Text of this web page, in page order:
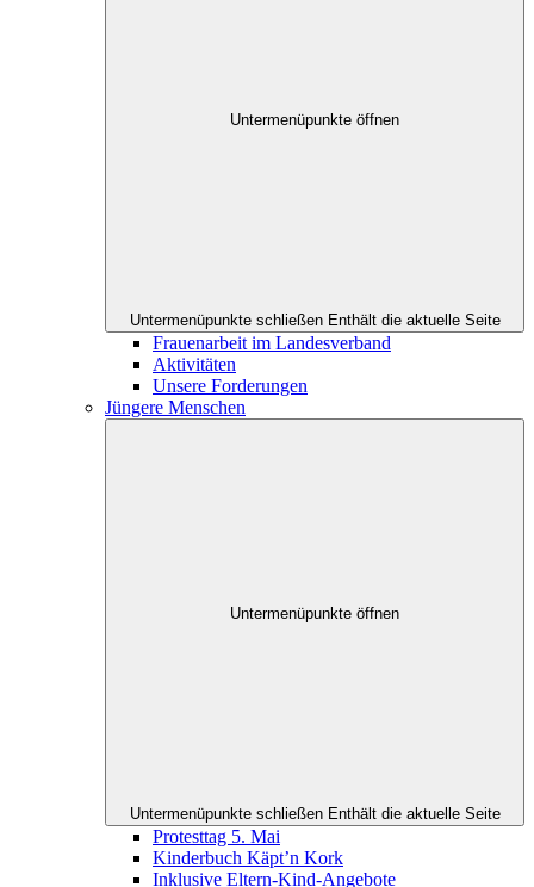
Untermenüpunkte öffnen
Untermenüpunkte schließen Enthält die aktuelle Seite
Frauenarbeit im Landesverband
Aktivitäten
Unsere Forderungen
Jüngere Menschen
Untermenüpunkte öffnen
Untermenüpunkte schließen Enthält die aktuelle Seite
Protesttag 5. Mai
Kinderbuch Käpt’n Kork
Inklusive Eltern-Kind-Angebote